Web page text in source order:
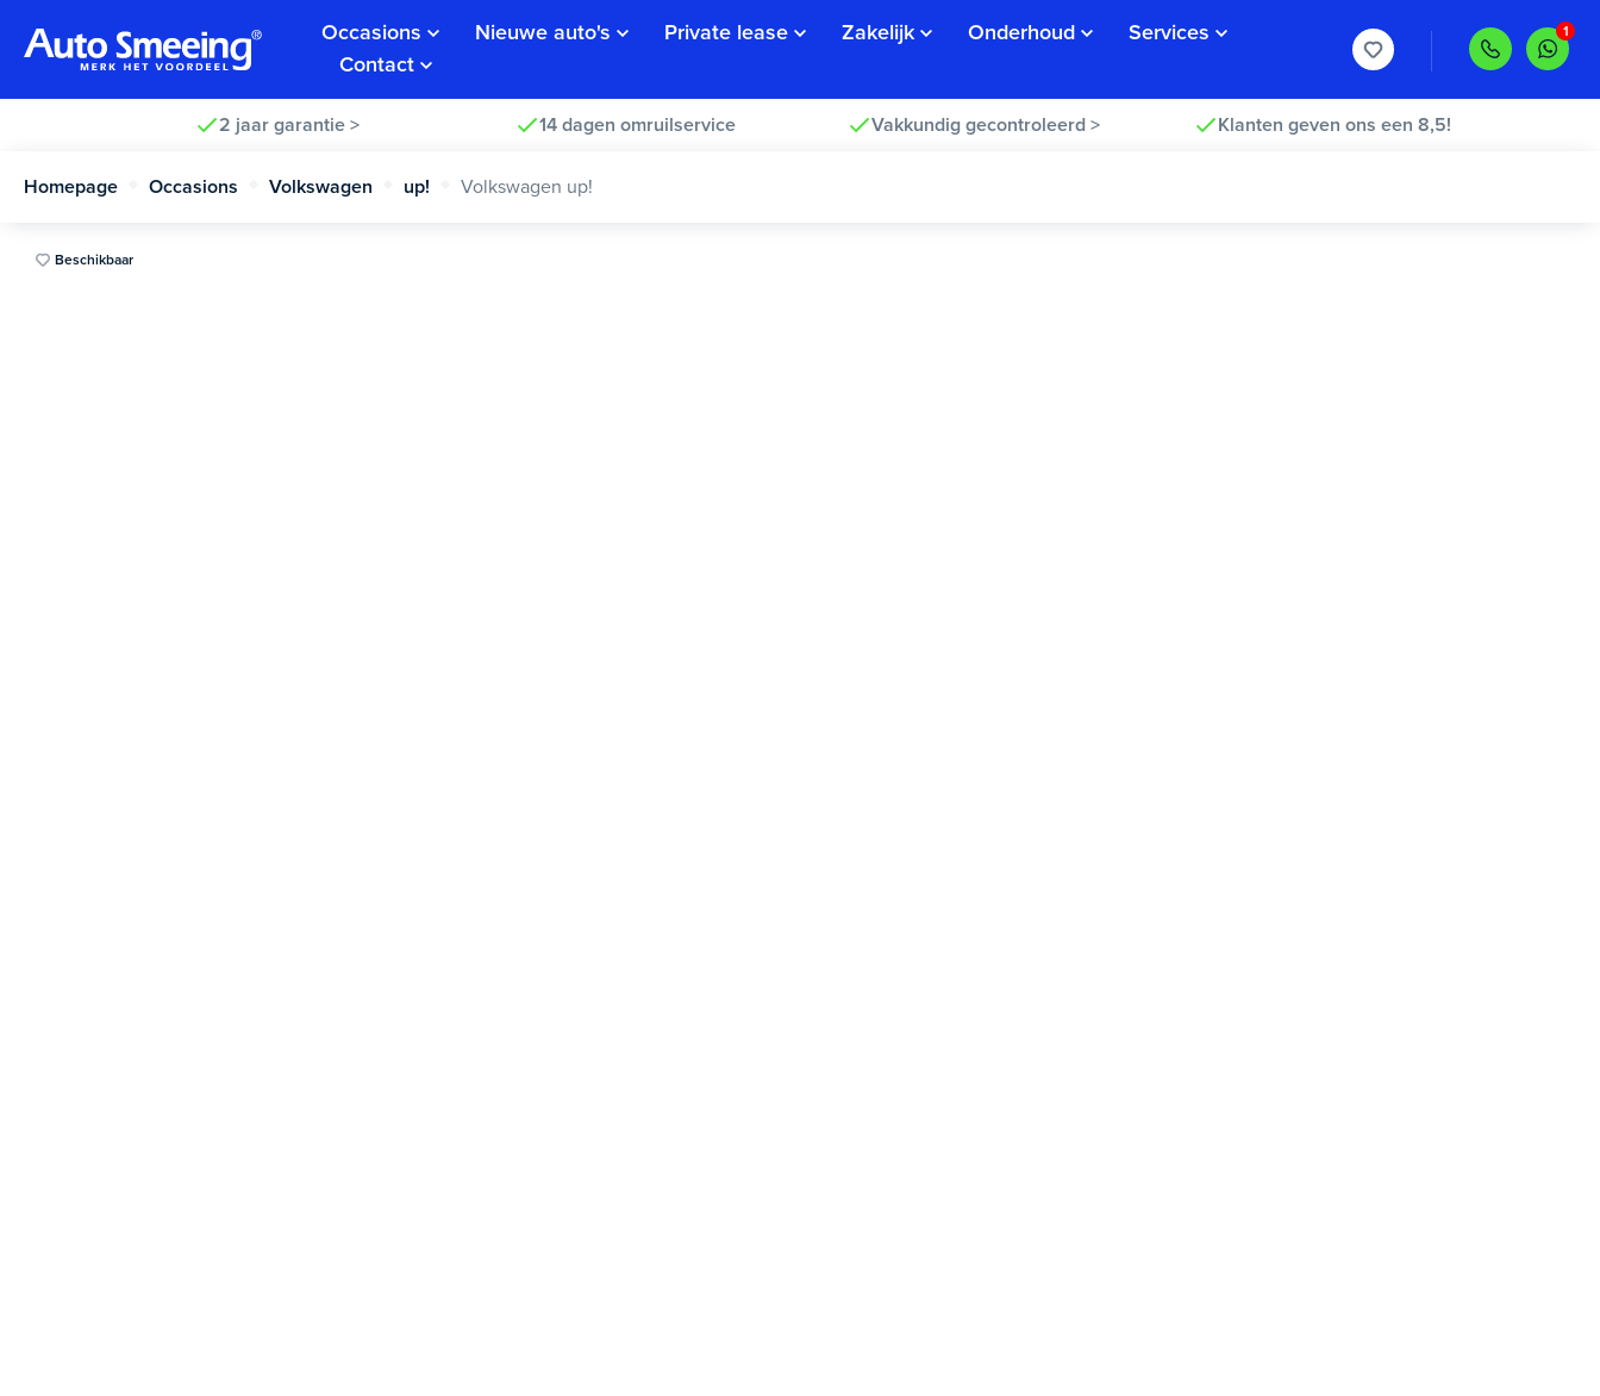
Occasions Nieuwe auto's Private lease Zakelijk Onderhoud
Services
Contact
2 jaar garantie > 14 dagen omruilservice Vakkundig gecontroleerd > Klanten geven ons een 8,5!
Homepage Occasions Volkswagen up! Volkswagen up!
Beschikbaar